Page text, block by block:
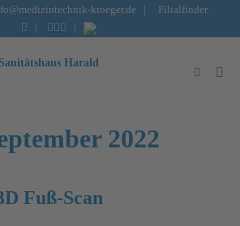
kroeger.de |
Filialfinder
|
|
2022
Fuß-Scan